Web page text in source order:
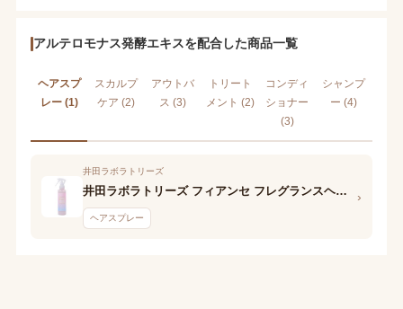
アルテロモナス発酵エキスを配合した商品一覧
ヘアスプ
レー (1)
スカルプ
ケア (2)
アウトバ
ス (3)
トリート
メント (2)
コンディ
ショナー
(3)
シャンプ
ー (4)
井田ラボラトリーズ
井田ラボラトリーズ フィアンセ フレグランスヘアミスト はじまりの朝の香り
ヘアスプレー
›